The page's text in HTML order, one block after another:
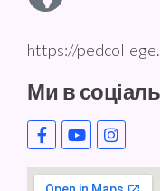
https://
Ми в